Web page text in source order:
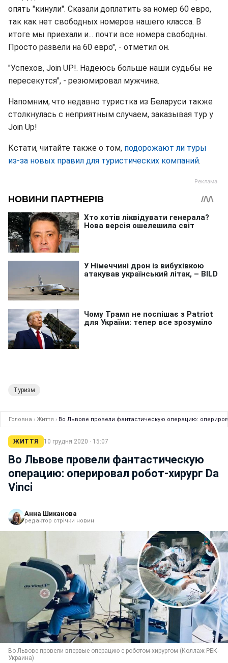
опять "кинули". Сказали доплатить за номер 60 евро,
так как нет свободных номеров нашего класса. В
итоге мы приехали и... почти все номера свободны.
Просто развели на 60 евро", - отметил он.
"Успехов, Join UP!. Надеюсь больше наши судьбы не
пересекутся", - резюмировал мужчина.
Напомним, что недавно туристка из Беларуси также
столкнулась с неприятным случаем, заказывая тур у
Join Up!
Кстати, читайте также о том, подорожают ли туры
из-за новых правил для туристических компаний.
Туризм
Головна › Життя › Во Львове провели фантастическую операцию:
ЖИТТЯ 10 грудня 2020 · 15:07
Во Львове провели фантастическую
операцию: оперировал робот-хирург Da
Vinci
Анна Шиканова
редактор стрічки новин
Во Львове провели впервые операцию с роботом-хирургом (Коллаж РБК-
Украина)